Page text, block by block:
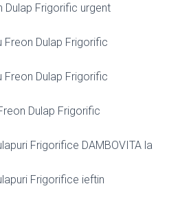
Dulap Frigorific urgent
Freon Dulap Frigorific
Freon Dulap Frigorific
Dulap Frigorific
Frigorifice DAMBOVITA la
Frigorifice ieftin